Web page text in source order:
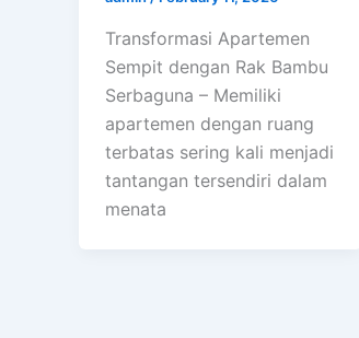
Transformasi Apartemen
Sempit dengan Rak Bambu
Serbaguna – Memiliki
apartemen dengan ruang
terbatas sering kali menjadi
tantangan tersendiri dalam
menata